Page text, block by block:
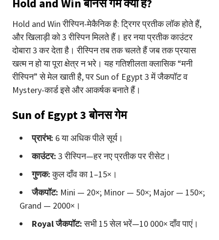
Hold and Win रीस्पिन-मेकैनिक है: ट्रिगर प्रतीक लॉक होते हैं,
और खिलाड़ी को 3 रीस्पिन मिलते हैं। हर नया प्रतीक काउंटर
दोबारा 3 कर देता है। रीस्पिन तब तक चलते हैं जब तक प्रयास
खत्म न हो या पूरा क्षेत्र न भरे। यह गतिशीलता क्लासिक “मनी
रीस्पिन” से मेल खाती है, पर Sun of Egypt 3 में जैकपॉट व
Mystery-कार्ड इसे और आकर्षक बनाते हैं।
Sun of Egypt 3 बोनस गेम
प्रारंभ: 6 या अधिक पीले सूर्य।
काउंटर: 3 रीस्पिन—हर नए प्रतीक पर रीसेट।
गुणक:कुल दाँव का 1–15×।
जैकपॉट: Mini — 20×; Minor — 50×; Major — 150×;
Grand — 2000×।
Royal जैकपॉट:सभी 15 सेल भरें—10 000× दाँव पाएं।